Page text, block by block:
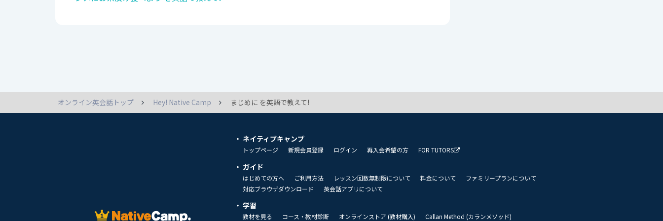
オンライン英会話トップ Hey! Native Camp まじめに を英語で教えて!
ネイティブキャンプ
トップページ 新規会員登録 ログイン 再入会希望の方 FOR TUTORS
ガイド
はじめての方へ ご利用方法 レッスン回数無制限について 料金について
ファミリープランについて
対応ブラウザダウンロード
英会話アプリについて
学習
教材を見る コース・教材診断 オンラインストア (教材購入) Callan Method (カランメソッド)